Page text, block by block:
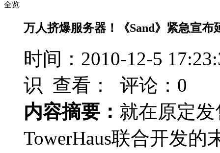
全览
万人挤爆服务器！《Sand》紧急宣布
时间：2010-12-5
识 查看：
评论：0
内容摘要： 就在原定
TowerHaus联合开发的